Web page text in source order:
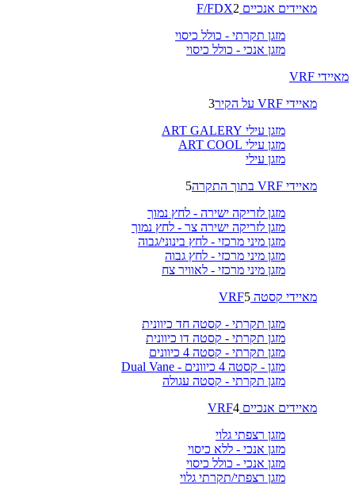
מאיידים אנכיים F/FDX 2
מזגן תקרתי - כולל כיסוי
מזגן אנכי - כולל כיסוי
מאיידי VRF
מאיידי VRF על הקיר
3
מזגן עילי ART GALERY
מזגן עילי ART COOL
מזגן עילי
מאיידי VRF בתוך התקרה
5
מזגן לזריקה ישירה - לחץ נמוך
מזגן לזריקה ישירה צר - לחץ נמוך
מזגן מיני מרכזי - לחץ בינוני/גבוה
מזגן מיני מרכזי - לחץ גבוה
מזגן מיני מרכזי - לאוויר צח
מאיידי קסטה VRF 5
מזגן תקרתי - קסטה חד כיוונית
מזגן תקרתי - קסטה דו כיוונית
מזגן תקרתי - קסטה 4 כיוונים
מזגן - קסטה 4 כיוונים - Dual Vane
מזגן תקרתי - קסטה עגולה
מאיידים אנכיים VRF 4
מזגן רצפתי גלוי
מזגן אנכי - ללא כיסוי
מזגן אנכי - כולל כיסוי
מזגן רצפתי/תקרתי גלוי